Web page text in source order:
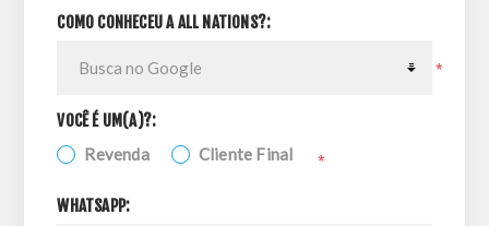
COMO CONHECEU A ALL NATIONS?:
*
VOCÊ É UM(A)?:
Revenda Cliente Final *
WHATSAPP: